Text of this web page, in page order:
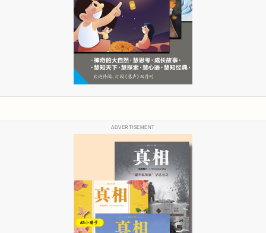
ADVERTISEMENT